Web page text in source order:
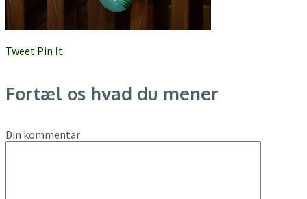
Tweet Pin It
Fortæl os hvad du mener
Din kommentar